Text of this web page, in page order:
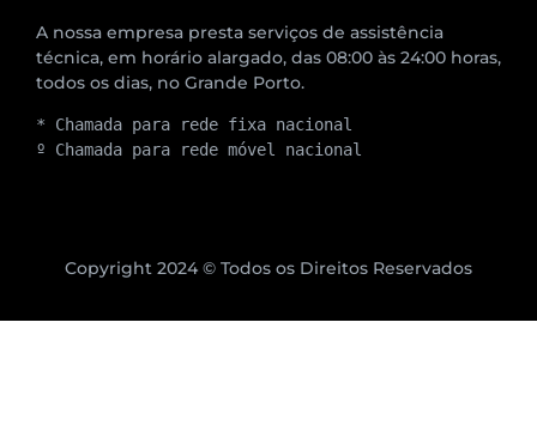
A nossa empresa presta serviços de assistência
técnica, em horário alargado, das 08:00 às 24:00 horas,
todos os dias, no Grande Porto.
* Chamada para rede fixa nacional
º Chamada para rede móvel nacional
Copyright 2024 © Todos os Direitos Reservados